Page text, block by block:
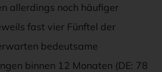
allerdings noch häufiger
fast vier Fünftel der
bedeutsame
binnen 12 Monaten (DE: 78